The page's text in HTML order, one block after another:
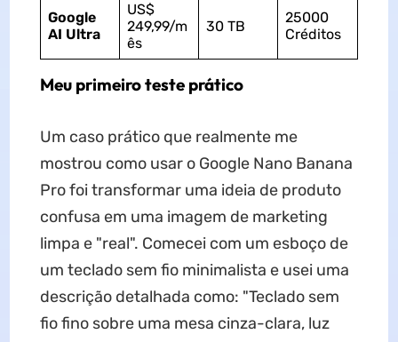
Google
AI Ultra
US$
249,99/m
ês
30 TB
25000
Créditos
Meu primeiro teste prático
Um caso prático que realmente me
mostrou como usar o Google Nano Banana
Pro foi transformar uma ideia de produto
confusa em uma imagem de marketing
limpa e "real". Comecei com um esboço de
um teclado sem fio minimalista e usei uma
descrição detalhada como: "Teclado sem
fio fino sobre uma mesa cinza-clara, luz